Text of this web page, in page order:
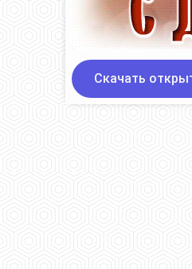
Скачать